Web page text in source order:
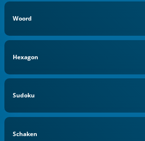
Woord
Hexagon
Sudoku
Schaken